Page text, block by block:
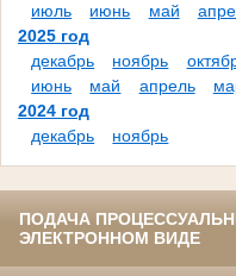
июль
июнь май
2025 год
декабрь
ноябрь
июнь
май апрель
2024 год
декабрь
ноябрь
ПОДАЧА
ЭЛЕКТРОННОМ ВИДЕ